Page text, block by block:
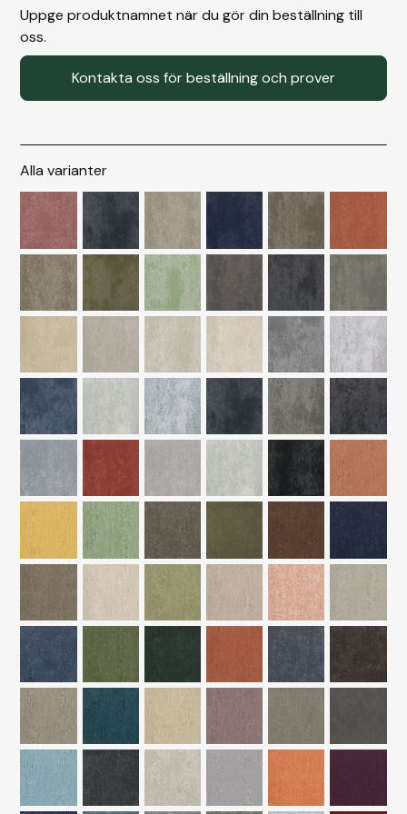
Uppge produktnamnet när du gör din beställning till
oss.
Kontakta oss för beställning och prover
Alla varianter